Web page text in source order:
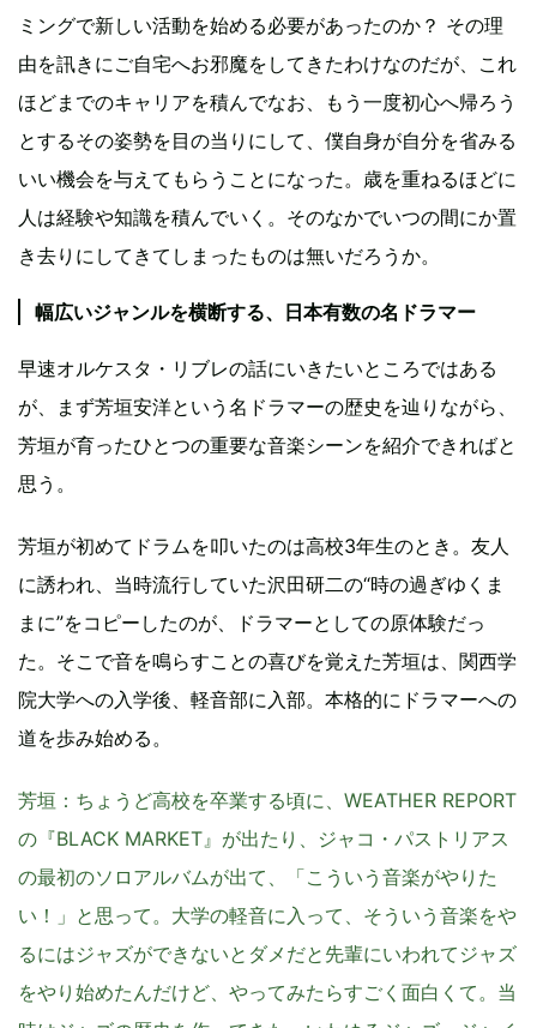
ミングで新しい活動を始める必要があったのか？ その理
由を訊きにご自宅へお邪魔をしてきたわけなのだが、これ
ほどまでのキャリアを積んでなお、もう一度初心へ帰ろう
とするその姿勢を目の当りにして、僕自身が自分を省みる
いい機会を与えてもらうことになった。歳を重ねるほどに
人は経験や知識を積んでいく。そのなかでいつの間にか置
き去りにしてきてしまったものは無いだろうか。
幅広いジャンルを横断する、日本有数の名ドラマー
早速オルケスタ・リブレの話にいきたいところではある
が、まず芳垣安洋という名ドラマーの歴史を辿りながら、
芳垣が育ったひとつの重要な音楽シーンを紹介できればと
思う。
芳垣が初めてドラムを叩いたのは高校3年生のとき。友人
に誘われ、当時流行していた沢田研二の“時の過ぎゆくま
まに”をコピーしたのが、ドラマーとしての原体験だっ
た。そこで音を鳴らすことの喜びを覚えた芳垣は、関西学
院大学への入学後、軽音部に入部。本格的にドラマーへの
道を歩み始める。
芳垣 ：ちょうど高校を卒業する頃に、WEATHER REPORT
の『BLACK MARKET』が出たり、ジャコ・パストリアス
の最初のソロアルバムが出て、「こういう音楽がやりた
い！」と思って。大学の軽音に入って、そういう音楽をや
るにはジャズができないとダメだと先輩にいわれてジャズ
をやり始めたんだけど、やってみたらすごく面白くて。当